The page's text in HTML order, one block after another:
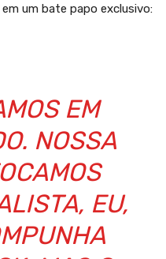
um bate papo exclusivo:
EM
NOSSA
EU,